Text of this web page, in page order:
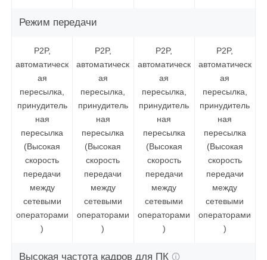
Режим передачи
P2P,
автоматическ
ая
пересылка,
принудитель
ная
пересылка
(Высокая
скорость
передачи
между
сетевыми
операторами
)
P2P,
автоматическ
ая
пересылка,
принудитель
ная
пересылка
(Высокая
скорость
передачи
между
сетевыми
операторами
)
P2P,
автоматическ
ая
пересылка,
принудитель
ная
пересылка
(Высокая
скорость
передачи
между
сетевыми
операторами
)
P2P,
автоматическ
ая
пересылка,
принудитель
ная
пересылка
(Высокая
скорость
передачи
между
сетевыми
операторами
)
Высокая частота кадров для ПК